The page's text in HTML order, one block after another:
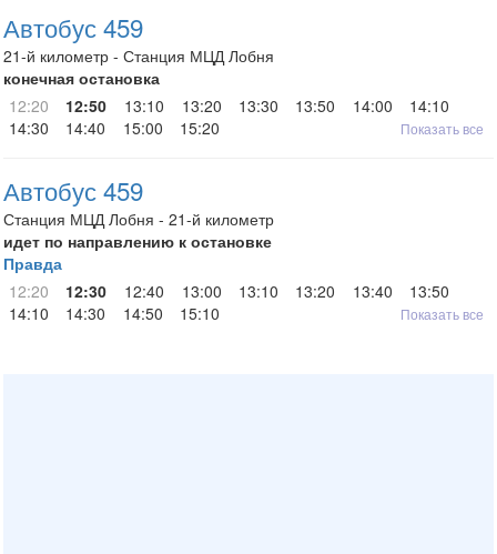
Автобус 459
21-й километр - Станция МЦД Лобня
конечная остановка
12:20
12:50 13:10 13:20 13:30 13:50 14:00
14:10
14:30
14:40 15:00 15:20 Показать все
Автобус 459
Станция МЦД Лобня - 21-й километр
идет по направлению к остановке
Правда
12:20
12:30 12:40 13:00 13:10 13:20 13:40
13:50
14:10
14:30 14:50 15:10 Показать все